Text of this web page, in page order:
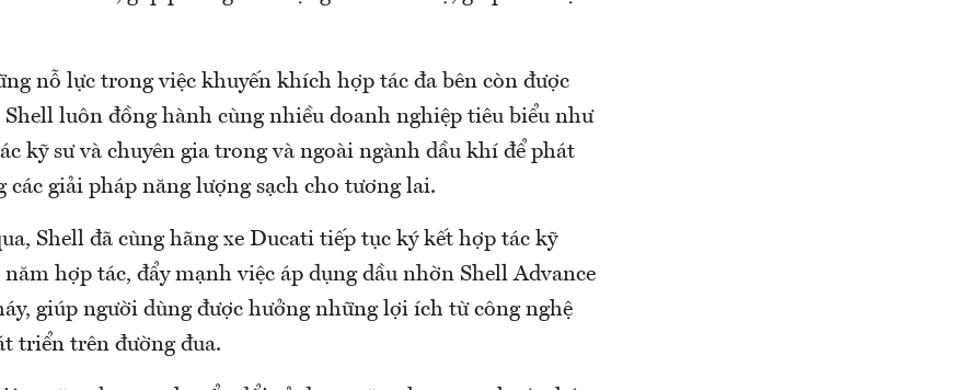
nỗ lực trong việc khuyến khích hợp tác đa bên còn được
Shell luôn đồng hành cùng nhiều doanh nghiệp tiêu biểu như
kỹ sư và chuyên gia trong và ngoài ngành dầu khí để phát
các giải pháp năng lượng sạch cho tương lai.
Shell đã cùng hãng xe Ducati tiếp tục ký kết hợp tác kỹ
hợp tác, đẩy mạnh việc áp dụng dầu nhờn Shell Advance
giúp người dùng được hưởng những lợi ích từ công nghệ
triển trên đường đua.